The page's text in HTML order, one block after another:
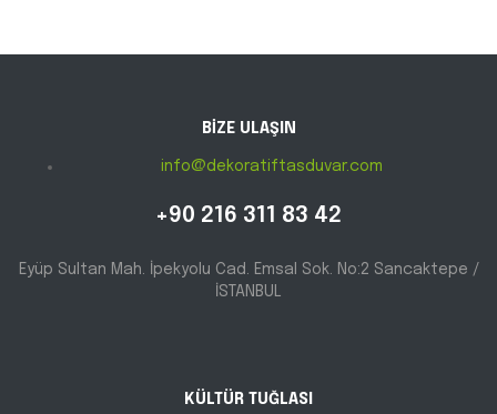
KÜLTÜR TUĞLASI
BİZE ULAŞIN
info@dekoratiftasduvar.com
+90 216 311 83 42
Eyüp Sultan Mah. İpekyolu Cad. Emsal Sok. No:2 Sancaktepe /
İSTANBUL